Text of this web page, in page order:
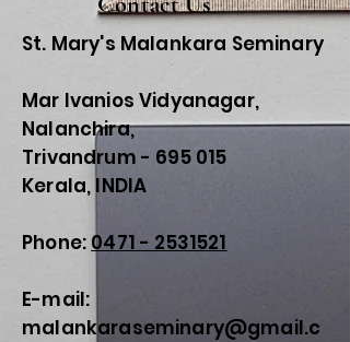
St. Mary's Malankara Seminary
Mar Ivanios Vidyanagar,
Nalanchira,
Trivandrum - 695 015
Kerala, INDIA
Phone: 0471 - 2531521
E-mail:
malankaraseminary@gmail.c